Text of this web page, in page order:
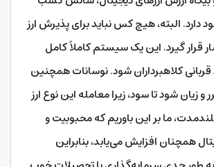
دارد. البته، هیچ کس نباید برای پذیرش ارز
قرار گیرد. این یک سیستم کاملاً کامل
کلاهبرداران شود. نوسانات همچنین
زیان شود تا سود، زیرا معامله این نوع ارز
ما بر این باوریم که محبوبیت و
همچنان افزایش می‌یابد، بنابراین